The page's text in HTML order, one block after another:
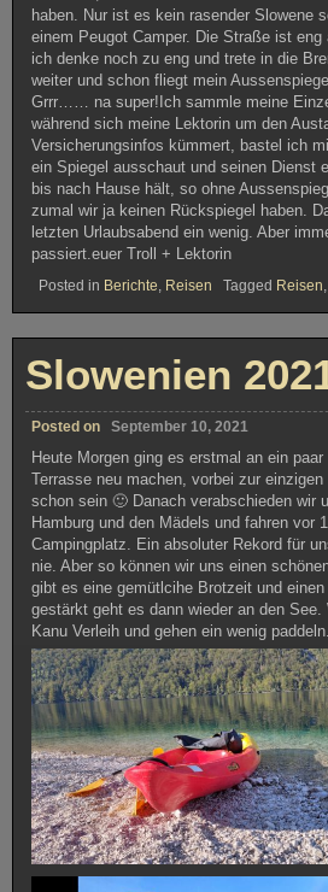
haben. Nur ist es kein rasender Slowene
einem Peugot Camper. Die Straße ist
ich denke noch zu eng und trete in die
weiter und schon fliegt mein
Grrr…… na super!Ich sammle meine
während sich meine Lektorin um den
Versicherungsinfos kümmert, bastel ich
ein Spiegel ausschaut und seinen Dienst
bis nach Hause hält, so ohne
zumal wir ja keinen Rückspiegel haben.
letzten Urlaubsabend ein wenig. Aber
passiert.euer Troll + Lektorin
Posted in Berichte, Reisen Tagged Reisen,
Slowenien
Posted on September 10, 2021
Heute Morgen ging es erstmal an ein
Terrasse neu machen, vorbei zur
schon sein 🙂 Danach verabschieden wir
Hamburg und den Mädels und fahren vor
Campingplatz. Ein absoluter Rekord für
nie. Aber so können wir uns einen
gibt es eine gemütlcihe Brotzeit und
gestärkt geht es dann wieder an den
Kanu Verleih und gehen ein wenig paddeln.